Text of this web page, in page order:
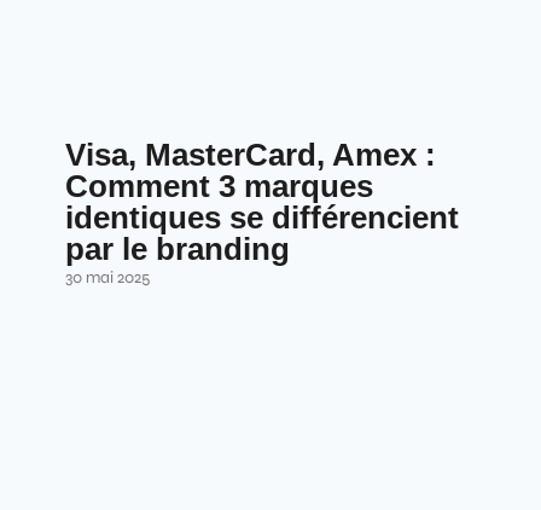
Visa, MasterCard, Amex :
Comment 3 marques
identiques se différencient
par le branding
30 mai 2025